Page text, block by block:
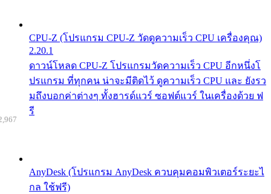
CPU-Z (โปรแกรม CPU-Z วัดดูความเร็ว CPU เครื่องคุณ)
2.20.1
ดาวน์โหลด CPU-Z โปรแกรมวัดความเร็ว CPU อีกหนึ่งโ
ปรแกรม ที่ทุกคน น่าจะมีติดไว้ ดูความเร็ว CPU และ ยังรว
มถึงบอกค่าต่างๆ ทั้งฮารด์แวร์ ซอฟต์แวร์ ในเครื่องด้วย ฟ
รี
AnyDesk (โปรแกรม AnyDesk ควบคุมคอมพิวเตอร์ระยะไ
กล ใช้ฟรี)